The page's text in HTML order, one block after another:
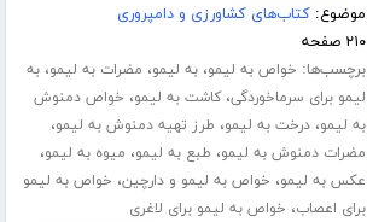
موضوع:کتاب‌های کشاورزی و دامپروری
۲۱۰ صفحه
برچسب‌ها: خواص به لیمو،به لیمو، مضرات به لیمو،به
لیمو برای سرماخوردگی،کاشت به لیمو، خواص دمنوش
به لیمو،درخت به لیمو، طرز تهیه دمنوش به لیمو،
مضرات دمنوش به لیمو، طبع به لیمو، میوه به لیمو،
عکس به لیمو، خواص به لیمو و دارچین، خواص به لیمو
برای اعصاب، خواص به لیمو برای لاغری